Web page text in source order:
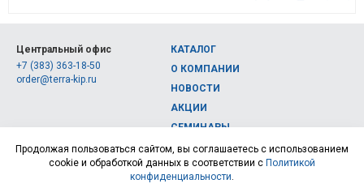
Центральный офис
+7 (383) 363-18-50
order@terra-kip.ru
КАТАЛОГ
О КОМПАНИИ
НОВОСТИ
АКЦИИ
СЕМИНАРЫ
КОНТАКТЫ
© 2026, Интернет-магазин измерительных приборов Терра Импэкс
Продолжая пользоваться сайтом, вы соглашаетесь с использованием
cookie и обработкой данных в соответствии с Политикой
конфиденциальности.